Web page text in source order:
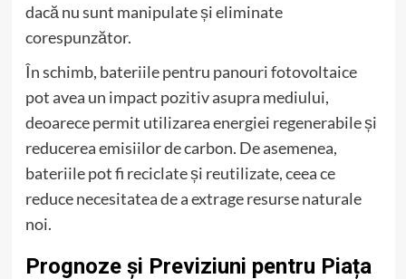
dacă nu sunt manipulate și eliminate
corespunzător.
În schimb, bateriile pentru panouri fotovoltaice
pot avea un impact pozitiv asupra mediului,
deoarece permit utilizarea energiei regenerabile și
reducerea emisiilor de carbon. De asemenea,
bateriile pot fi reciclate și reutilizate, ceea ce
reduce necesitatea de a extrage resurse naturale
noi.
Prognoze și Previziuni pentru Piața